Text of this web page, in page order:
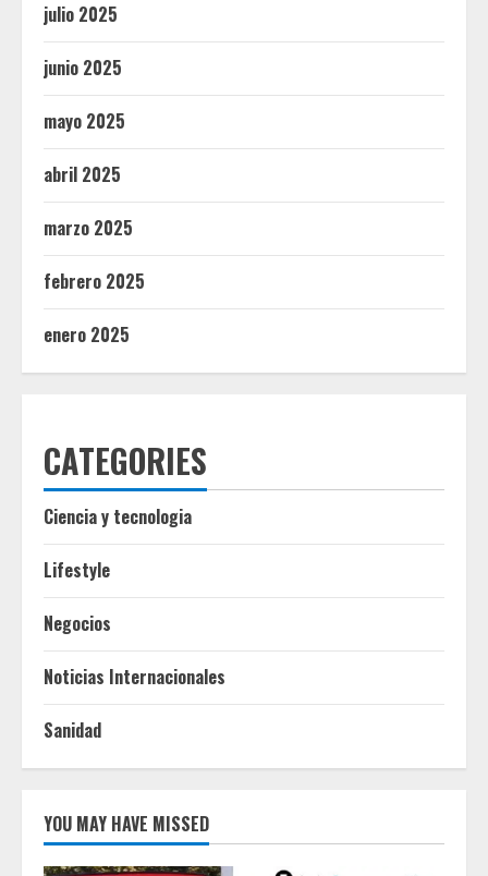
julio 2025
junio 2025
mayo 2025
abril 2025
marzo 2025
febrero 2025
enero 2025
CATEGORIES
Ciencia y tecnologia
Lifestyle
Negocios
Noticias Internacionales
Sanidad
YOU MAY HAVE MISSED